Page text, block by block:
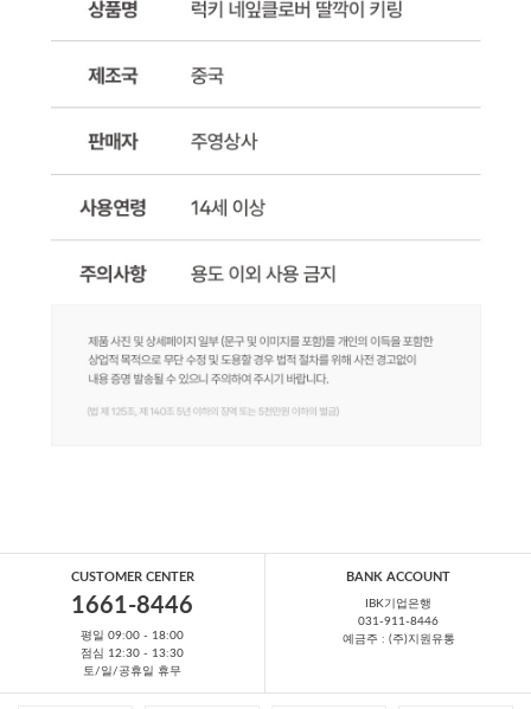
CUSTOMER CENTER
1661-8446
평일 09:00 - 18:00
점심 12:30 - 13:30
토/일/공휴일 휴무
BANK ACCOUNT
IBK기업은행
031-911-8446
예금주 : (주)지원유통